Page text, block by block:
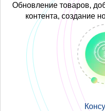
Обновление товаров,
контента, создание